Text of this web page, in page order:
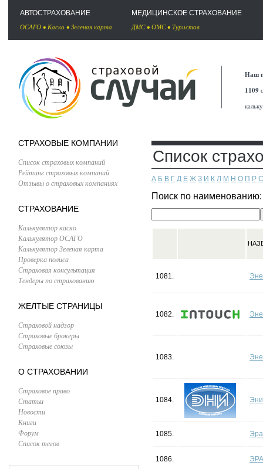
АВТОСТРАХОВАНИЕ
ОСАГО • Каско • Зеленая карта
МЕДИЦИНСКОЕ СТРАХОВАНИЕ
ДМС• ОМС• Туристов
Наш
1109
СТРАХОВЫЕ КОМПАНИИ
Список страховых компаний
Рейтинг страховых компаний
Отзывы о страховых компаниях
СТРАХОВАНИЕ
Калькулятор каско
Калькулятор ОСАГО
Калькулятор Зеленая карта
Проверка полиса
Страховая консультация
Тендеры по страхованию
ЖЕЛТЫЕ СТРАНИЦЫ
Страховой надзор
Страховые брокеры
Страховые союзы
О СТРАХОВАНИИ
Страховое право
Статьи
Новости
Книги
Форум
Список тегов
Список
А Б В Г Д Е Ж З И К Л М Н О П Р С
Поиск по
1081.
1082.
1083.
1084. Эни
1085. Эра
1086.